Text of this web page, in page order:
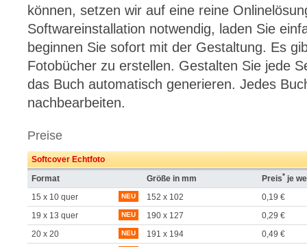
können, setzen wir auf eine reine
Softwareinstallation notwendig, laden Sie
beginnen Sie sofort mit der Gestaltung. Es
Fotobücher zu erstellen. Gestalten Sie jede
das Buch automatisch generieren. Jedes
nachbearbeiten.
Preise
Softcover Echtfoto
Format
Größe in mm Preis* je
15 x 10 quer
NEU 152 x 102
0,19 €
19 x 13 quer
NEU 190 x 127
0,29 €
20 x 20
NEU 191 x 194 0,49 €